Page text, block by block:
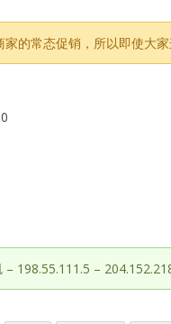
家的常态促销，所以即使大
– 198.55.111.5 –